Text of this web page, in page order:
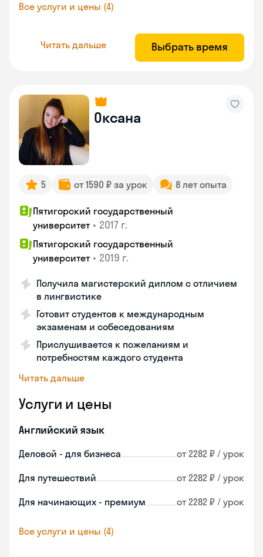
Все услуги и цены (4)
Читать дальше Выбрать время
Оксана
5 от 1590 ₽ за урок 8 лет опыта
Пятигорский государственный
университет • 2017 г.
Пятигорский государственный
университет • 2019 г.
Получила магистерский диплом с отличием
в лингвистике
Готовит студентов к международным
экзаменам и собеседованиям
Прислушивается к пожеланиям и
потребностям каждого студента
Читать дальше
Услуги и цены
Английский язык
Деловой - для бизнеса от 2282 ₽ / урок
Для путешествий от 2282 ₽ / урок
Для начинающих - премиум от 2282 ₽ / урок
Все услуги и цены (4)